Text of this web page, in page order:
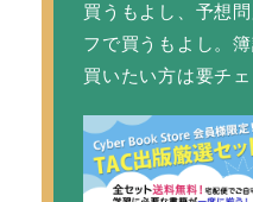
買うもよし、予想
フで買うもよし。
買いたい方は要チェ